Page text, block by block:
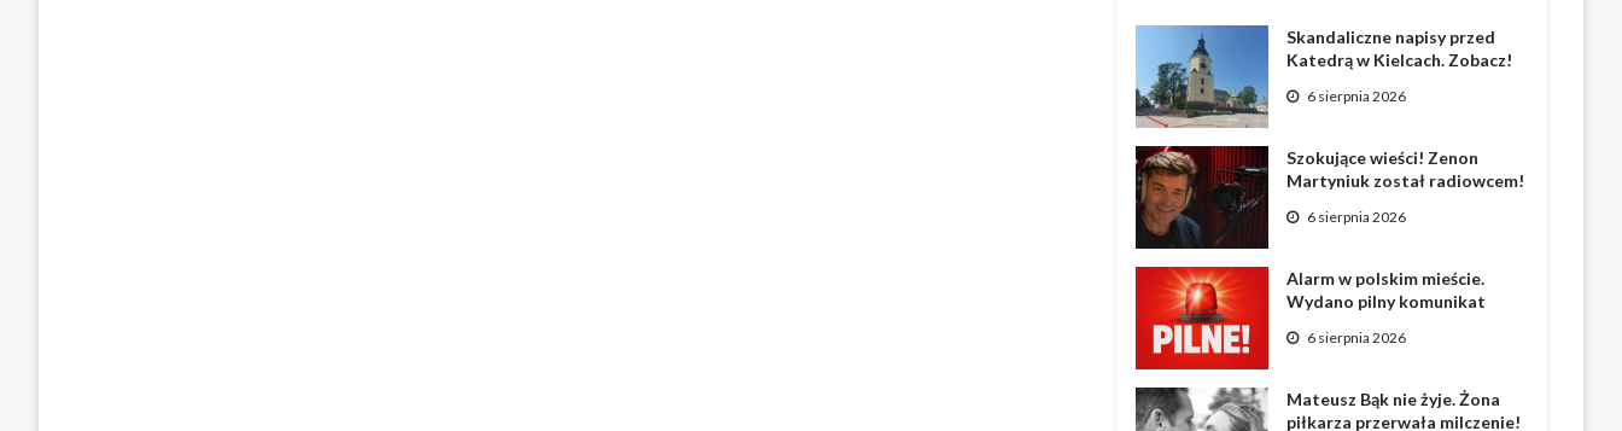
Skandaliczne napisy przed
Katedrą w Kielcach. Zobacz!
6 sierpnia 2026
Szokujące wieści! Zenon
Martyniuk został radiowcem!
6 sierpnia 2026
Alarm w polskim mieście.
Wydano pilny komunikat
6 sierpnia 2026
Mateusz Bąk nie żyje. Żona
piłkarza przerwała milczenie!